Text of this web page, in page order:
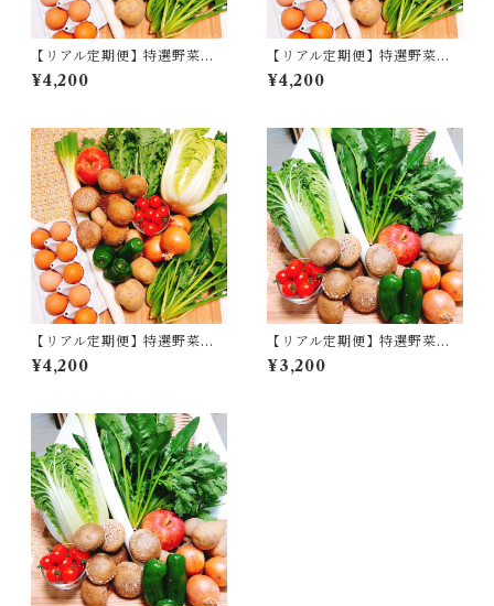
【リアル定期便】特選野菜と
卵セット 毎週コース
¥4,200
【リアル定期便】特選野菜と
卵セット 隔週コース
¥4,200
【リアル定期便】特選野菜と
卵セット 月1コース
¥4,200
【リアル定期便】特選野菜セ
ット 隔週コース
¥3,200